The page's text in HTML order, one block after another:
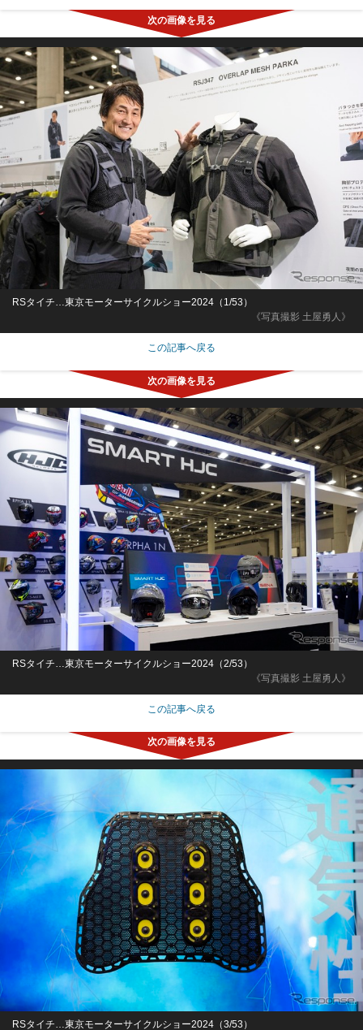
《写真撮影 土屋勇人》
RSタイチ…東京モーターサイクルショー2024（1/53）
この記事へ戻る
《写真撮影 土屋勇人》
RSタイチ…東京モーターサイクルショー2024（2/53）
この記事へ戻る
RSタイチ…東京モーターサイクルショー2024（3/53）